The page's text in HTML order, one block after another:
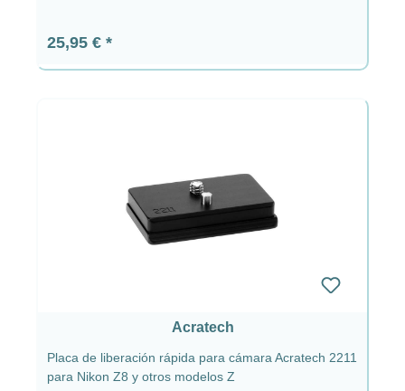
Precio normal:
25,95 €
Acratech
Placa de liberación rápida para cámara Acratech 2211
para Nikon Z8 y otros modelos Z